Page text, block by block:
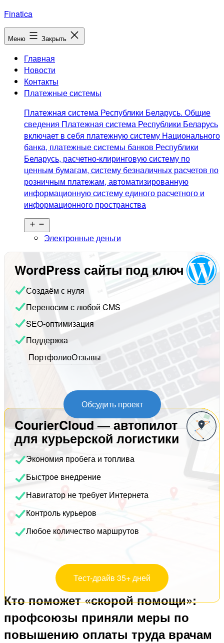
Перейти
к
содержимому
Finatica
Меню Закрыть
Главная
Новости
Контакты
Платежные системы
Платежная система Республики Беларусь. Общие
сведения Платежная система Республики Беларусь
включает в себя платежную систему Национального
банка, платежные системы банков Республики
Беларусь, расчетно-клиринговую систему по
ценным бумагам, систему безналичных расчетов по
розничным платежам, автоматизированную
информационную систему единого расчетного и
информационного пространства
меню
Электронные деньги
WordPress сайты под ключ
Создаём с нуля
Переносим с любой CMS
SEO-оптимизация
Поддержка
ПортфолиоОтзывы
Обсудить проект
CourierCloud — автопилот
для курьерской логистики
Экономия пробега и топлива
Быстрое внедрение
Навигатор не требует Интернета
Контроль курьеров
Любое количество маршрутов
Тест-драйв 35+ дней
Кто поможет «скорой помощи»:
профсоюзы приняли меры по
повышению оплаты труда врачам